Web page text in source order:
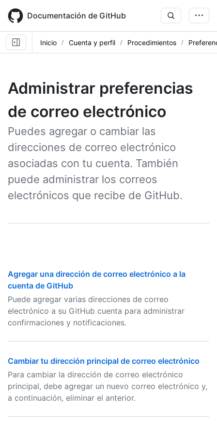
main
content
Documentación de GitHub
Inicio Cuenta y perfil Procedimientos
Administrar preferencias
de correo electrónico
Puedes agregar o cambiar las
direcciones de correo electrónico
asociadas con tu cuenta. También
puede administrar los correos
electrónicos que recibe de GitHub.
Agregar una dirección de correo electrónico a la
cuenta de GitHub
Puede agregar varias direcciones de correo
electrónico a su GitHub cuenta para administrar
confirmaciones y notificaciones.
Cambiar tu dirección principal de correo electrónico
Para cambiar la dirección de correo electrónico
principal, debe agregar un nuevo correo electrónico y,
a continuación, eliminar el anterior.